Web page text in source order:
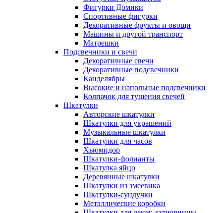
Фигурки Домики
Спортивные фигурки
Декоративные фрукты и овощи
Машины и другой транспорт
Матрешки
Подсвечники и свечи
Декоративные свечи
Декоративные подсвечники
Канделябры
Высокие и напольные подсвечники
Колпачок для тушения свечей
Шкатулки
Авторские шкатулки
Шкатулки для украшений
Музыкальные шкатулки
Шкатулки для часов
Хьюмидор
Шкатулки-фолианты
Шкатулка яйцо
Деревянные шкатулки
Шкатулки из змеевика
Шкатулки-сундучки
Металлические коробки